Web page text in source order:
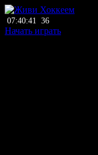
07:40:41 36
Начать играть